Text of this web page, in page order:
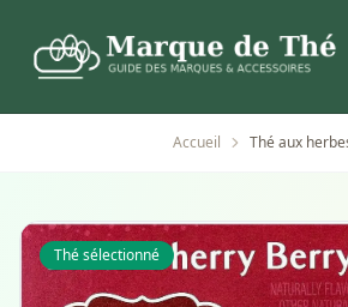
Accueil
Thé sélectionné